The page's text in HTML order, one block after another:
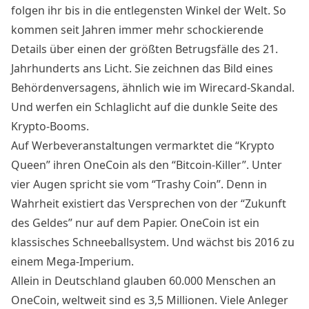
folgen ihr bis in die entlegensten Winkel der Welt. So
kommen seit Jahren immer mehr schockierende
Details über einen der größten Betrugsfälle des 21.
Jahrhunderts ans Licht. Sie zeichnen das Bild eines
Behördenversagens, ähnlich wie im Wirecard-Skandal.
Und werfen ein Schlaglicht auf die dunkle Seite des
Krypto-Booms.
Auf Werbeveranstaltungen vermarktet die “Krypto
Queen” ihren OneCoin als den “Bitcoin-Killer”. Unter
vier Augen spricht sie vom “Trashy Coin”. Denn in
Wahrheit existiert das Versprechen von der “Zukunft
des Geldes” nur auf dem Papier. OneCoin ist ein
klassisches Schneeballsystem. Und wächst bis 2016 zu
einem Mega-Imperium.
Allein in Deutschland glauben 60.000 Menschen an
OneCoin, weltweit sind es 3,5 Millionen. Viele Anleger